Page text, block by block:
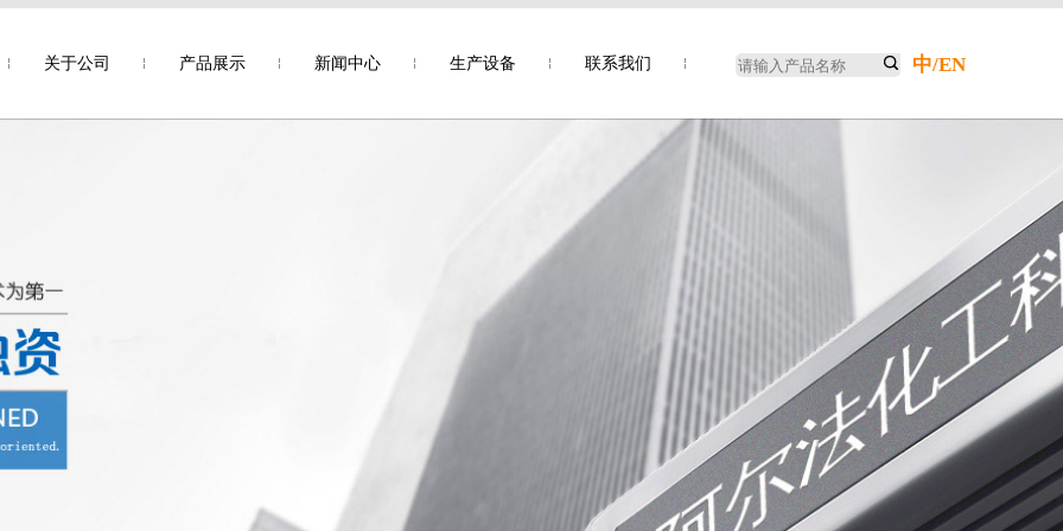
关于公司 产品展示 新闻中心 生产设备 联系我们 中/EN